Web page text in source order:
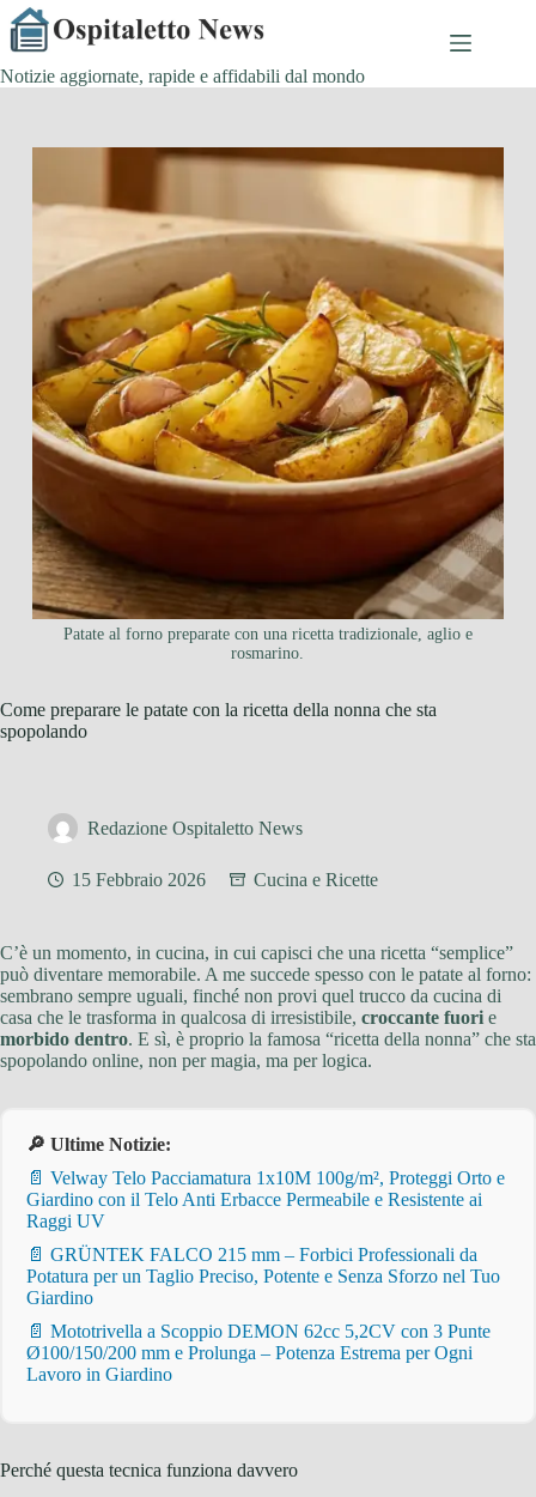
Salta
al
contenuto
Notizie aggiornate, rapide e affidabili dal mondo
Patate al forno preparate con una ricetta tradizionale, aglio e
rosmarino.
Come preparare le patate con la ricetta della nonna che sta
spopolando
Redazione Ospitaletto News
15 Febbraio 2026 Cucina e Ricette
C’è un momento, in cucina, in cui capisci che una ricetta “semplice”
può diventare memorabile. A me succede spesso con le patate al forno:
sembrano sempre uguali, finché non provi quel trucco da cucina di
casa che le trasforma in qualcosa di irresistibile, croccante fuori e
morbido dentro. E sì, è proprio la famosa “ricetta della nonna” che sta
spopolando online, non per magia, ma per logica.
🔎 Ultime Notizie:
📄 Velway Telo Pacciamatura 1x10M 100g/m², Proteggi Orto e
Giardino con il Telo Anti Erbacce Permeabile e Resistente ai
Raggi UV
📄 GRÜNTEK FALCO 215 mm – Forbici Professionali da
Potatura per un Taglio Preciso, Potente e Senza Sforzo nel Tuo
Giardino
📄 Mototrivella a Scoppio DEMON 62cc 5,2CV con 3 Punte
Ø100/150/200 mm e Prolunga – Potenza Estrema per Ogni
Lavoro in Giardino
Perché questa tecnica funziona davvero